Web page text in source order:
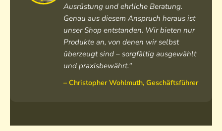
Ausrüstung und ehrliche Beratung.
Genau aus diesem Anspruch heraus ist
unser Shop entstanden. Wir bieten nur
Produkte an, von denen wir selbst
überzeugt sind – sorgfältig ausgewählt
und praxisbewährt."
– Christopher Wohlmuth, Geschäftsführer